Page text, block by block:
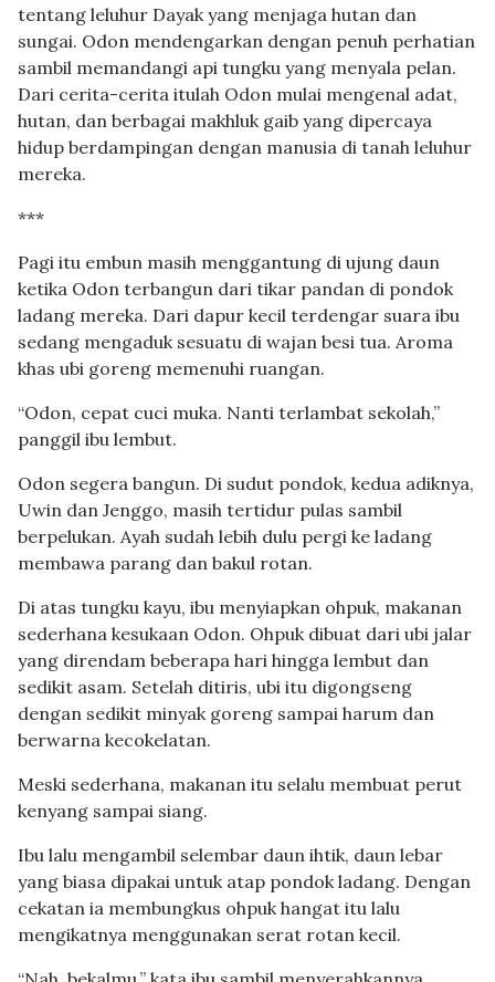
tentang leluhur Dayak yang menjaga hutan dan
sungai. Odon mendengarkan dengan penuh perhatian
sambil memandangi api tungku yang menyala pelan.
Dari cerita-cerita itulah Odon mulai mengenal adat,
hutan, dan berbagai makhluk gaib yang dipercaya
hidup berdampingan dengan manusia di tanah leluhur
mereka.
***
Pagi itu embun masih menggantung di ujung daun
ketika Odon terbangun dari tikar pandan di pondok
ladang mereka. Dari dapur kecil terdengar suara ibu
sedang mengaduk sesuatu di wajan besi tua. Aroma
khas ubi goreng memenuhi ruangan.
“Odon, cepat cuci muka. Nanti terlambat sekolah,”
panggil ibu lembut.
Odon segera bangun. Di sudut pondok, kedua adiknya,
Uwin dan Jenggo, masih tertidur pulas sambil
berpelukan. Ayah sudah lebih dulu pergi ke ladang
membawa parang dan bakul rotan.
Di atas tungku kayu, ibu menyiapkan ohpuk, makanan
sederhana kesukaan Odon. Ohpuk dibuat dari ubi jalar
yang direndam beberapa hari hingga lembut dan
sedikit asam. Setelah ditiris, ubi itu digongseng
dengan sedikit minyak goreng sampai harum dan
berwarna kecokelatan.
Meski sederhana, makanan itu selalu membuat perut
kenyang sampai siang.
Ibu lalu mengambil selembar daun ihtik, daun lebar
yang biasa dipakai untuk atap pondok ladang. Dengan
cekatan ia membungkus ohpuk hangat itu lalu
mengikatnya menggunakan serat rotan kecil.